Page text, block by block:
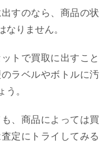
すのなら、商品の状
りません。
トで買取に出すこと
ラベルやボトルに汚
。
、商品によっては買
定にトライしてみる